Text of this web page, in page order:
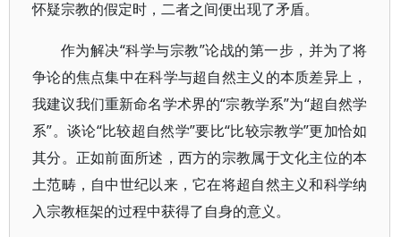
怀疑宗教的假定时，二者之间便出现了矛盾。
作为解决“科学与宗教”论战的第一步，并为了将
争论的焦点集中在科学与超自然主义的本质差异上，
我建议我们重新命名学术界的“宗教学系”为“超自然学
系”。谈论“比较超自然学”要比“比较宗教学”更加恰如
其分。正如前面所述，西方的宗教属于文化主位的本
土范畴，自中世纪以来，它在将超自然主义和科学纳
入宗教框架的过程中获得了自身的意义。